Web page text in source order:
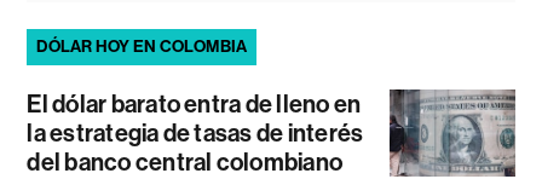
DÓLAR HOY EN COLOMBIA
El dólar barato entra de lleno en
la estrategia de tasas de interés
del banco central colombiano